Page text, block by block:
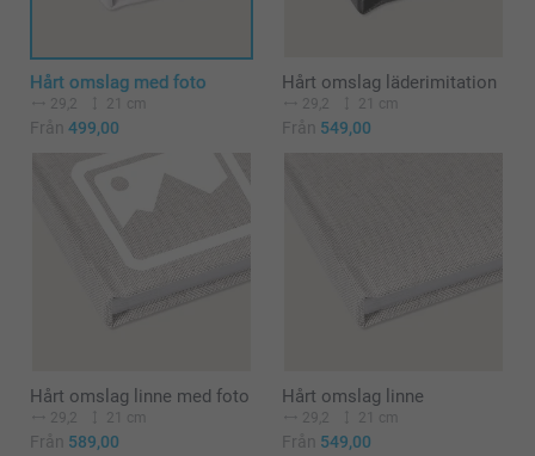
Hårt omslag med foto
29,2 21 cm
Från 499,00
Hårt omslag läderimitation
29,2 21 cm
Från 549,00
Hårt omslag linne med foto
29,2 21 cm
Från 589,00
Hårt omslag linne
29,2 21 cm
Från 549,00